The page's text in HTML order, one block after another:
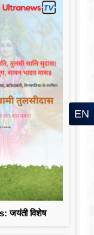
जयंती विशेष
EN